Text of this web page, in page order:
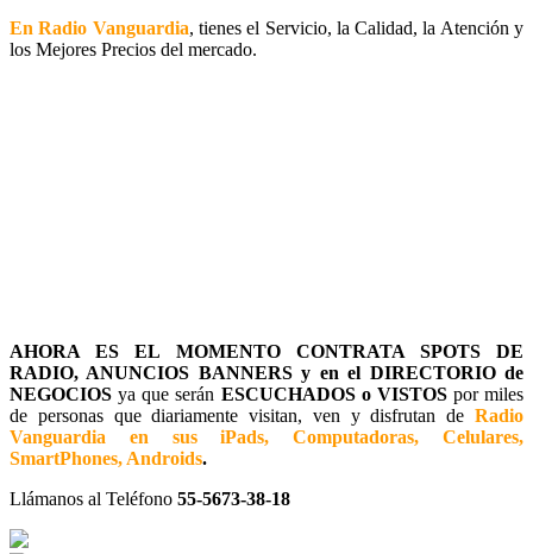
En Radio Vanguardia, tienes el Servicio, la Calidad, la Atención y
los Mejores Precios del mercado.
AHORA ES EL MOMENTO CONTRATA SPOTS DE
RADIO, ANUNCIOS BANNERS y en el DIRECTORIO de
NEGOCIOSya que serán ESCUCHADOS o VISTOSpor miles
de personas que diariamente visitan, ven y disfrutan de Radio
Vanguardia en sus iPads, Computadoras, Celulares,
SmartPhones, Androids.
Llámanos al Teléfono 55-5673-38-18